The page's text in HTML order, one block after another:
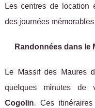
Les centres de location
des journées
Randonnées dans le
Le Massif des Maures
quelques minutes de
Cogolin. Ces itinéraires